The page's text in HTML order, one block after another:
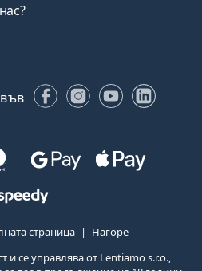
FacebookInstagram
YouTube
страница
Нагоре
и се управлява от Lentiamo s.r.o.,